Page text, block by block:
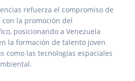
refuerza el compromiso de
con la promoción del
posicionando a Venezuela
la formación de talento joven
como las tecnologías espaciales